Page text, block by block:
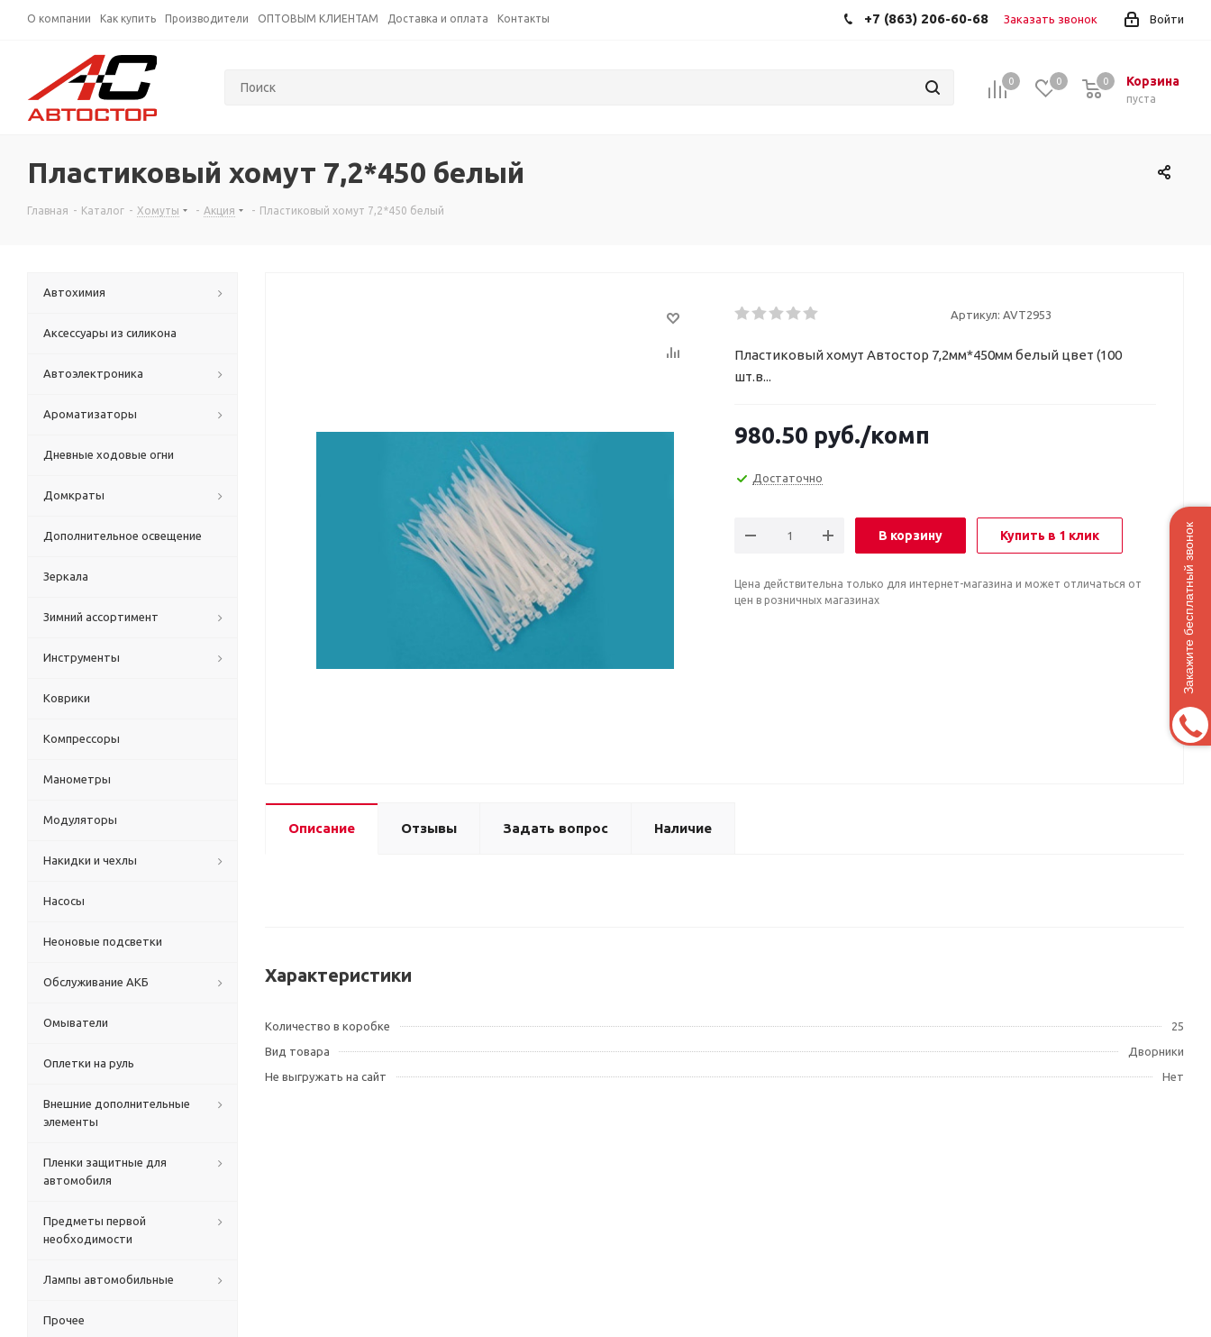
О компании Как купить Производители ОПТОВЫМ КЛИЕНТАМ Доставка и оплата Контакты Войти
+7 (863) 206-60-68 Заказать звонок
0 0 Корзина
пуста
0
Пластиковый хомут 7,2*450 белый
Главная - Каталог - Хомуты - Акция - Пластиковый хомут 7,2*450 белый
Артикул: AVT2953
Пластиковый хомут Автостор 7,2мм*450мм белый цвет (100
шт.в...
980.50 руб./комп
Достаточно
В корзину Купить в 1 клик
Цена действительна только для интернет-магазина и может отличаться от
цен в розничных магазинах
Описание Отзывы Задать вопрос Наличие
Характеристики
Количество в коробке
25
Вид товара
Дворники
Не выгружать на сайт
Нет
Автохимия
Аксессуары из силикона
Автоэлектроника
Ароматизаторы
Дневные ходовые огни
Домкраты
Дополнительное освещение
Зеркала
Зимний ассортимент
Инструменты
Коврики
Компрессоры
Манометры
Модуляторы
Накидки и чехлы
Насосы
Неоновые подсветки
Обслуживание АКБ
Омыватели
Оплетки на руль
Внешние дополнительные
элементы
Пленки защитные для
автомобиля
Предметы первой
необходимости
Лампы автомобильные
Прочее
Закажите бесплатный звонок